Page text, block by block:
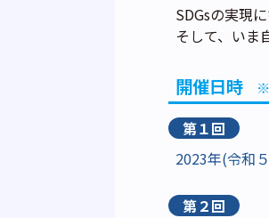
SDGsの実現
そして、いま
開催日時 ※
第１回
2023年(令和
第２回